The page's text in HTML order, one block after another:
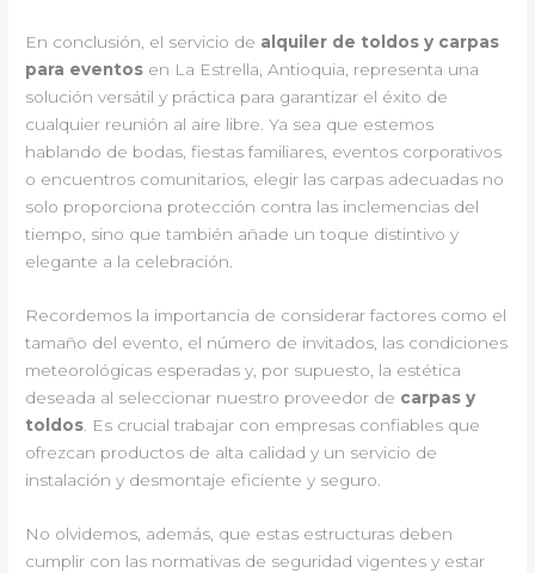
En conclusión, el servicio de alquiler de toldos y carpas
para eventos en La Estrella, Antioquia, representa una
solución versátil y práctica para garantizar el éxito de
cualquier reunión al aire libre. Ya sea que estemos
hablando de bodas, fiestas familiares, eventos corporativos
o encuentros comunitarios, elegir las carpas adecuadas no
solo proporciona protección contra las inclemencias del
tiempo, sino que también añade un toque distintivo y
elegante a la celebración.
Recordemos la importancia de considerar factores como el
tamaño del evento, el número de invitados, las condiciones
meteorológicas esperadas y, por supuesto, la estética
deseada al seleccionar nuestro proveedor de carpas y
toldos . Es crucial trabajar con empresas confiables que
ofrezcan productos de alta calidad y un servicio de
instalación y desmontaje eficiente y seguro.
No olvidemos, además, que estas estructuras deben
cumplir con las normativas de seguridad vigentes y estar